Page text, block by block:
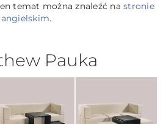
temat można znaleźć na stronie
.
Pauka